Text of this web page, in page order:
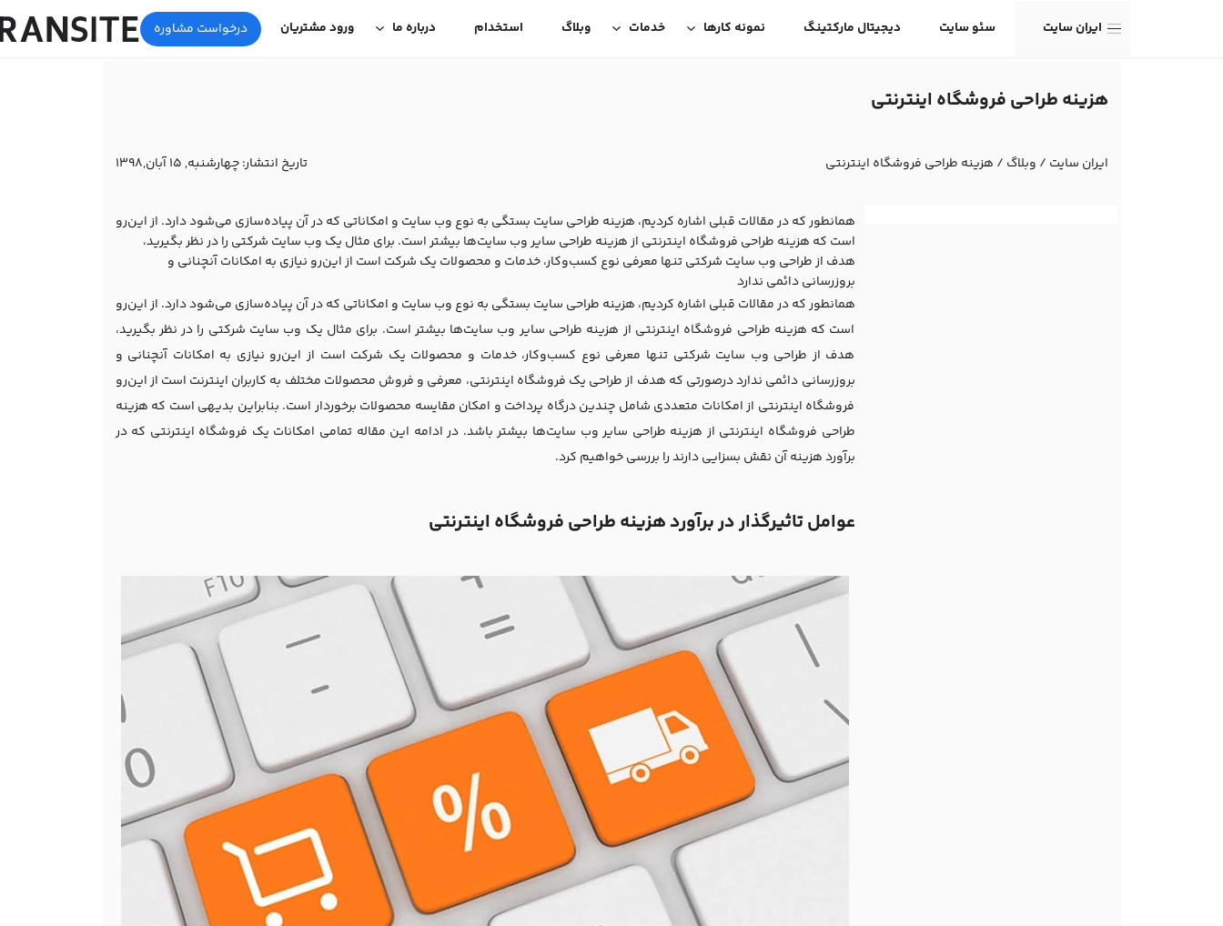
ایران سایت سئو سایت دیجیتال مارکتینگ نمونه کارها خدمات وبلاگ استخدام درباره ما ورود مشتریان درخواست مشاوره
هزینه طراحی فروشگاه اینترنتی
ایران سایت / وبلاگ / هزینه طراحی فروشگاه اینترنتی تاریخ انتشار:چهارشنبه, 15 آبان,1398
همانطور که در مقالات قبلی اشاره کردیم، هزینه طراحی سایت بستگی به نوع وب سایت و امکاناتی که در آن پیاده‌سازی می‌شود دارد. از این‌رو
است که هزینه طراحی فروشگاه اینترنتی از هزینه طراحی سایر وب سایت‌ها بیشتر است. برای مثال یک وب سایت شرکتی را در نظر بگیرید،
هدف از طراحی وب سایت شرکتی تنها معرفی نوع کسب‌و‌کار، خدمات و محصولات یک شرکت است از این‌رو نیازی به امکانات آنچنانی و
بروزرسانی دائمی ندارد
همانطور که در مقالات قبلی اشاره کردیم، هزینه طراحی سایت بستگی به نوع وب سایت و امکاناتی که در آن پیاده‌سازی می‌شود دارد. از این‌رو
است که هزینه طراحی فروشگاه اینترنتی از هزینه طراحی سایر وب سایت‌ها بیشتر است. برای مثال یک وب سایت شرکتی را در نظر بگیرید،
هدف از طراحی وب سایت شرکتی تنها معرفی نوع کسب‌و‌کار، خدمات و محصولات یک شرکت است از این‌رو نیازی به امکانات آنچنانی و
بروزرسانی دائمی ندارد درصورتی که هدف از طراحی یک فروشگاه اینترنتی، معرفی و فروش محصولات مختلف به کاربران اینترنت است از این‌رو
فروشگاه اینترنتی از امکانات متعددی شامل چندین درگاه پرداخت و امکان مقایسه محصولات برخوردار است. بنابراین بدیهی است که هزینه
طراحی فروشگاه اینترنتی از هزینه طراحی سایر وب سایت‌ها بیشتر باشد. در ادامه این مقاله تمامی امکانات یک فروشگاه اینترنتی که در
برآورد هزینه آن نقش بسزایی دارند را بررسی خواهیم کرد.
عوامل تاثیرگذار در برآورد هزینه طراحی فروشگاه اینترنتی